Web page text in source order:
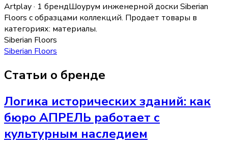
Artplay · 1 брендШоурум инженерной доски Siberian
Floors с образцами коллекций. Продает товары в
категориях: материалы.
Siberian Floors
Siberian Floors
Статьи о бренде
Логика исторических зданий: как
бюро АПРЕЛЬ работает с
культурным наследием